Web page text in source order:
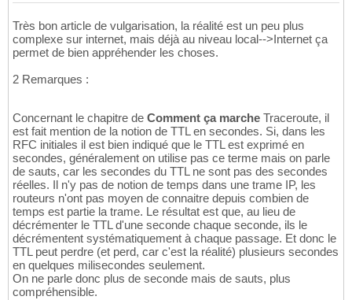
Très bon article de vulgarisation, la réalité est un peu plus
complexe sur internet, mais déjà au niveau local-->Internet ça
permet de bien appréhender les choses.
2 Remarques :
Concernant le chapitre de Comment ça marche Traceroute, il
est fait mention de la notion de TTL en secondes. Si, dans les
RFC initiales il est bien indiqué que le TTL est exprimé en
secondes, généralement on utilise pas ce terme mais on parle
de sauts, car les secondes du TTL ne sont pas des secondes
réelles. Il n'y pas de notion de temps dans une trame IP, les
routeurs n'ont pas moyen de connaitre depuis combien de
temps est partie la trame. Le résultat est que, au lieu de
décrémenter le TTL d'une seconde chaque seconde, ils le
décrémentent systématiquement à chaque passage. Et donc le
TTL peut perdre (et perd, car c'est la réalité) plusieurs secondes
en quelques milisecondes seulement.
On ne parle donc plus de seconde mais de sauts, plus
compréhensible.